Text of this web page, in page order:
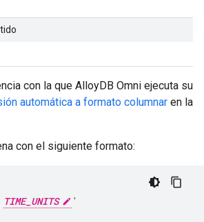
con la que AlloyDB Omni ejecuta su
automática a formato columnar en la
con el siguiente formato:
TIME_UNITS '